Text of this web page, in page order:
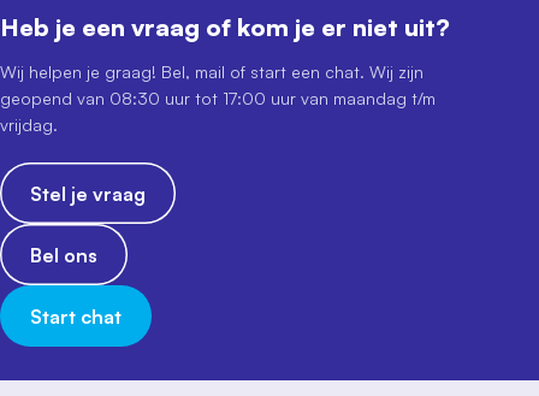
Heb je een vraag of kom je er niet uit?
Wij helpen je graag! Bel, mail of start een chat. Wij zijn
geopend van 08:30 uur tot 17:00 uur van maandag t/m
vrijdag.
Stel je vraag
Bel ons
Start chat